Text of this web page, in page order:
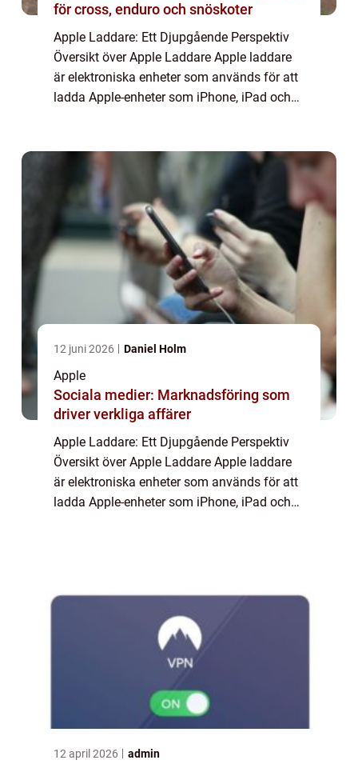
för cross, enduro och snöskoter
Apple Laddare: Ett Djupgående Perspektiv
Översikt över Apple Laddare Apple laddare
är elektroniska enheter som används för att
ladda Apple-enheter som iPhone, iPad och
12 juni 2026 Daniel Holm
Apple
Sociala medier: Marknadsföring som
driver verkliga affärer
Apple Laddare: Ett Djupgående Perspektiv
Översikt över Apple Laddare Apple laddare
är elektroniska enheter som används för att
ladda Apple-enheter som iPhone, iPad och
12 april 2026 admin